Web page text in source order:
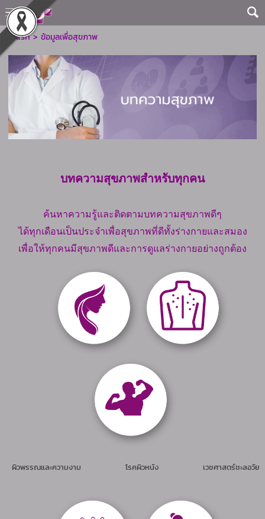
หน้าแรก> ข้อมูลเพื่อสุขภาพ
บทความสุขภาพสำหรับทุกคน
ค้นหาความรู้และติดตามบทความสุขภาพดีๆ
ได้ทุกเดือนเป็นประจำเพื่อสุขภาพที่ดีทั้งร่างกายและสมอง
เพื่อให้ทุกคนมีสุขภาพดีและการดูแลร่างกายอย่างถูกต้อง
ผิวพรรณและความงาม โรคผิวหนัง เวชศาสตร์ชะลอวัย